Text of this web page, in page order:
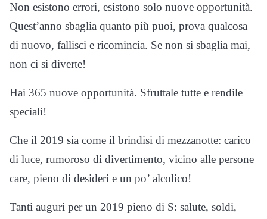
Non esistono errori, esistono solo nuove opportunità.
Quest’anno sbaglia quanto più puoi, prova qualcosa
di nuovo, fallisci e ricomincia. Se non si sbaglia mai,
non ci si diverte!
Hai 365 nuove opportunità. Sfruttale tutte e rendile
speciali!
Che il 2019 sia come il brindisi di mezzanotte: carico
di luce, rumoroso di divertimento, vicino alle persone
care, pieno di desideri e un po’ alcolico!
Tanti auguri per un 2019 pieno di S: salute, soldi,